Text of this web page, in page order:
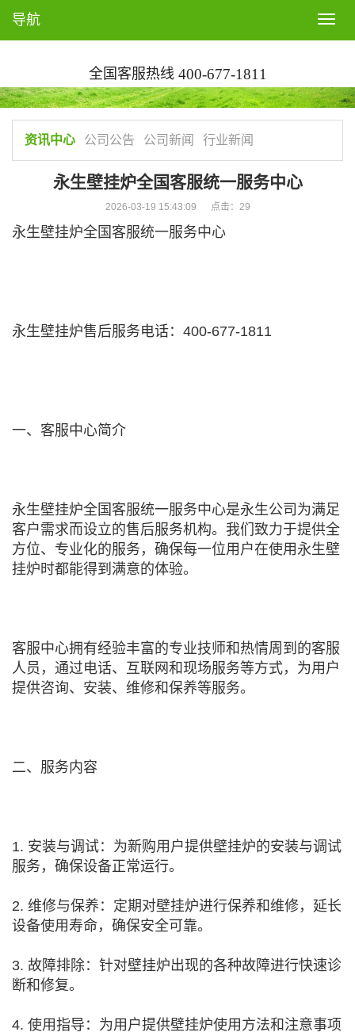
T
o
l
e
a
导航
全国客服热线 400-677-1811
资讯中心 公司公告 公司新闻 行业新闻
永生壁挂炉全国客服统一服务中心
2026-03-19 15:43:09 点击： 29
永生壁挂炉全国客服统一服务中心
永生壁挂炉售后服务电话：400-677-1811
一、客服中心简介
永生壁挂炉全国客服统一服务中心是永生公司为满足
客户需求而设立的售后服务机构。我们致力于提供全
方位、专业化的服务，确保每一位用户在使用永生壁
挂炉时都能得到满意的体验。
客服中心拥有经验丰富的专业技师和热情周到的客服
人员，通过电话、互联网和现场服务等方式，为用户
提供咨询、安装、维修和保养等服务。
二、服务内容
1. 安装与调试：为新购用户提供壁挂炉的安装与调试
服务，确保设备正常运行。
2. 维修与保养：定期对壁挂炉进行保养和维修，延长
设备使用寿命，确保安全可靠。
3. 故障排除：针对壁挂炉出现的各种故障进行快速诊
断和修复。
4. 使用指导：为用户提供壁挂炉使用方法和注意事项